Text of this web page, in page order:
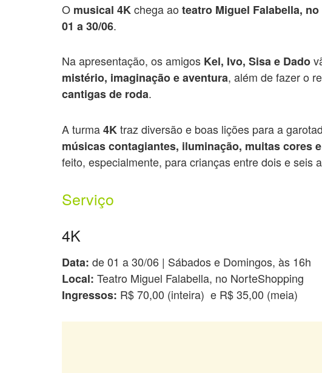
O musical 4Kchega ao teatro Miguel Falabella,
01 a 30/06.
Na apresentação, os amigos Kel, Ivo, Sisa e Dado
mistério, imaginação e aventura, além de fazer o
cantigas de roda.
A turma4Ktraz diversão e boas lições para a
músicas contagiantes, iluminação, muitas cores
feito, especialmente, para crianças entre dois e seis
Serviço
4K
Data: de 01 a 30/06 | Sábados e Domingos, às 16h
Local: Teatro Miguel Falabella, no NorteShopping
Ingressos: R$ 70,00 (inteira) e R$ 35,00 (meia)